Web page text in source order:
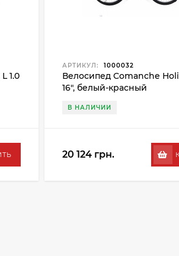
1.0
АРТИКУЛ: 1000032
Велосипед Comanche
16", белый-красный
В НАЛИЧИИ
20 124 грн.